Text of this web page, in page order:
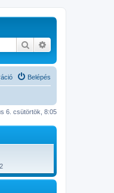
Keresés
Belépés
6. csütörtök, 8:05